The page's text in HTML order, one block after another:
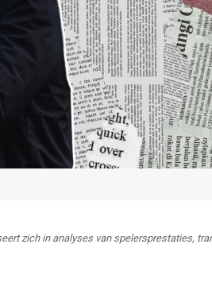
zich in analyses van spelersprestaties,